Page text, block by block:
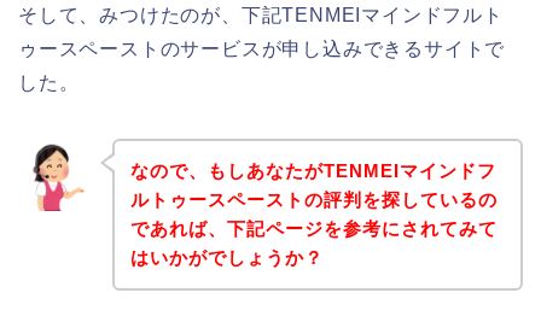
そして、みつけたのが、下記TENMEIマインドフルト
ゥースペーストのサービスが申し込みできるサイトで
した。
なので、もしあなたがTENMEIマインドフ
ルトゥースペーストの評判を探しているの
であれば、下記ページを参考にされてみて
はいかがでしょうか？